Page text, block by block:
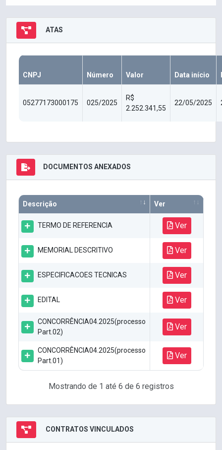
ATAS
CNPJ Número Valor Data início
05277173000175 025/2025
R$
2.252.341,55
22/05/2025
DOCUMENTOS ANEXADOS
Descrição Ver
TERMO DE REFERENCIA Ver
MEMORIAL DESCRITIVO Ver
ESPECIFICACOES TECNICAS Ver
EDITAL Ver
CONCORRÊNCIA04.2025(processo
Part.02)
Ver
CONCORRÊNCIA04.2025(processo
Part.01)
Ver
Mostrando de 1 até 6 de 6 registros
CONTRATOS VINCULADOS